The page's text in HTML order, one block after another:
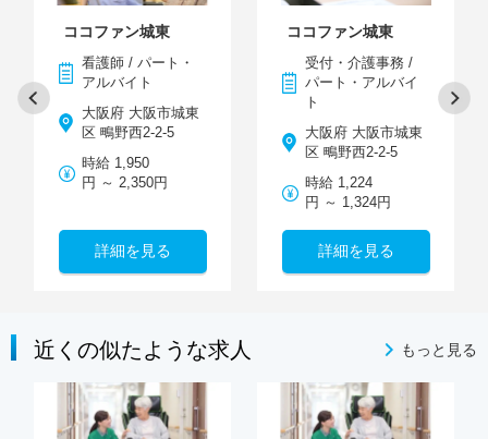
ココファン城東
看護師 / パート・
アルバイト
大阪府 大阪市城東
区 鴫野西2-2-5
時給 1,950
円 ～ 2,350円
詳細を見る
ココファン城東
受付・介護事務 /
パート・アルバイ
ト
大阪府 大阪市城東
区 鴫野西2-2-5
時給 1,224
円 ～ 1,324円
詳細を見る
近くの似たような求人 もっと見る